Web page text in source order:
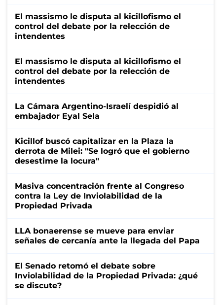
El massismo le disputa al kicillofismo el
control del debate por la relección de
intendentes
El massismo le disputa al kicillofismo el
control del debate por la relección de
intendentes
La Cámara Argentino-Israelí despidió al
embajador Eyal Sela
Kicillof buscó capitalizar en la Plaza la
derrota de Milei: "Se logró que el gobierno
desestime la locura"
Masiva concentración frente al Congreso
contra la Ley de Inviolabilidad de la
Propiedad Privada
LLA bonaerense se mueve para enviar
señales de cercanía ante la llegada del Papa
El Senado retomó el debate sobre
Inviolabilidad de la Propiedad Privada: ¿qué
se discute?